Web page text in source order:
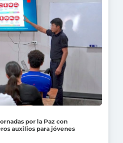
por la Paz con
auxilios para jóvenes